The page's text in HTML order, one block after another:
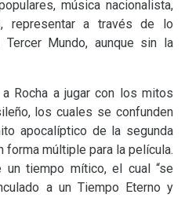
música nacionalista,
representar a través de lo
Mundo, aunque sin la
Rocha a jugar con los mitos
los cuales se confunden
apocalíptico de la segunda
forma múltiple para la película.
un tiempo mítico, el cual “se
a un Tiempo Eterno y